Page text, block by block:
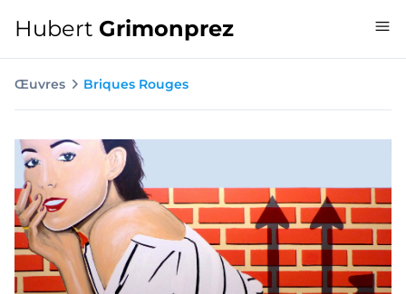
Hubert Grimonprez
Œuvres Briques Rouges